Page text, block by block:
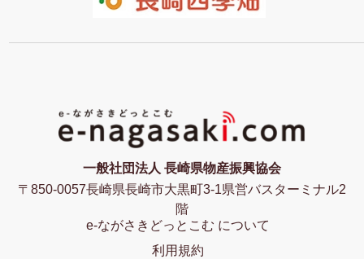
一般社団法人 長崎県物産振興協会
〒850-0057長崎県長崎市大黒町3-1県営バスターミナル2
階
e-ながさきどっとこむ について
利用規約